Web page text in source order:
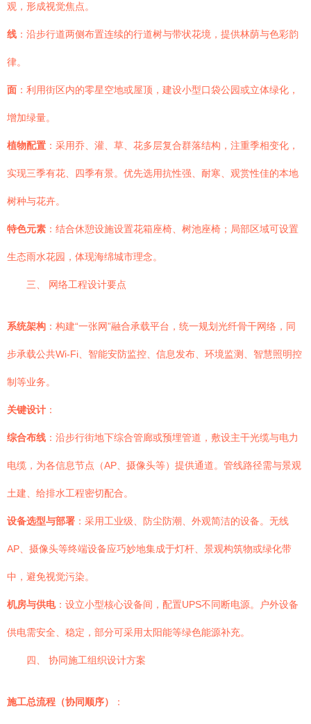
观，形成视觉焦点。
线 ：沿步行道两侧布置连续的行道树与带状花境，提供林荫与色彩韵
律。
面 ：利用街区内的零星空地或屋顶，建设小型口袋公园或立体绿化，
增加绿量。
植物配置 ：采用乔、灌、草、花多层复合群落结构，注重季相变化，
实现三季有花、四季有景。优先选用抗性强、耐寒、观赏性佳的本地
树种与花卉。
特色元素 ：结合休憩设施设置花箱座椅、树池座椅；局部区域可设置
生态雨水花园，体现海绵城市理念。
三、 网络工程设计要点
系统架构 ：构建“一张网”融合承载平台，统一规划光纤骨干网络，同
步承载公共Wi-Fi、智能安防监控、信息发布、环境监测、智慧照明控
制等业务。
关键设计 ：
综合布线 ：沿步行街地下综合管廊或预埋管道，敷设主干光缆与电力
电缆，为各信息节点（AP、摄像头等）提供通道。管线路径需与景观
土建、给排水工程密切配合。
设备选型与部署 ：采用工业级、防尘防潮、外观简洁的设备。无线
AP、摄像头等终端设备应巧妙地集成于灯杆、景观构筑物或绿化带
中，避免视觉污染。
机房与供电：设立小型核心设备间，配置UPS不同断电源。户外设备
供电需安全、稳定，部分可采用太阳能等绿色能源补充。
四、 协同施工组织设计方案
施工总流程（协同顺序） ：